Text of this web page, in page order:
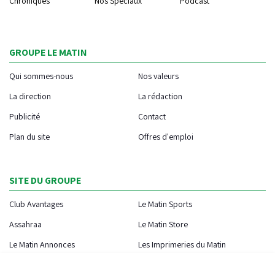
GROUPE LE MATIN
Qui sommes-nous
Nos valeurs
La direction
La rédaction
Publicité
Contact
Plan du site
Offres d'emploi
SITE DU GROUPE
Club Avantages
Le Matin Sports
Assahraa
Le Matin Store
Le Matin Annonces
Les Imprimeries du Matin